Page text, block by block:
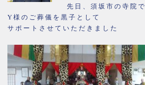
先日、須坂市の寺院で
Y様のご葬儀を黒子として
サポートさせていただきました